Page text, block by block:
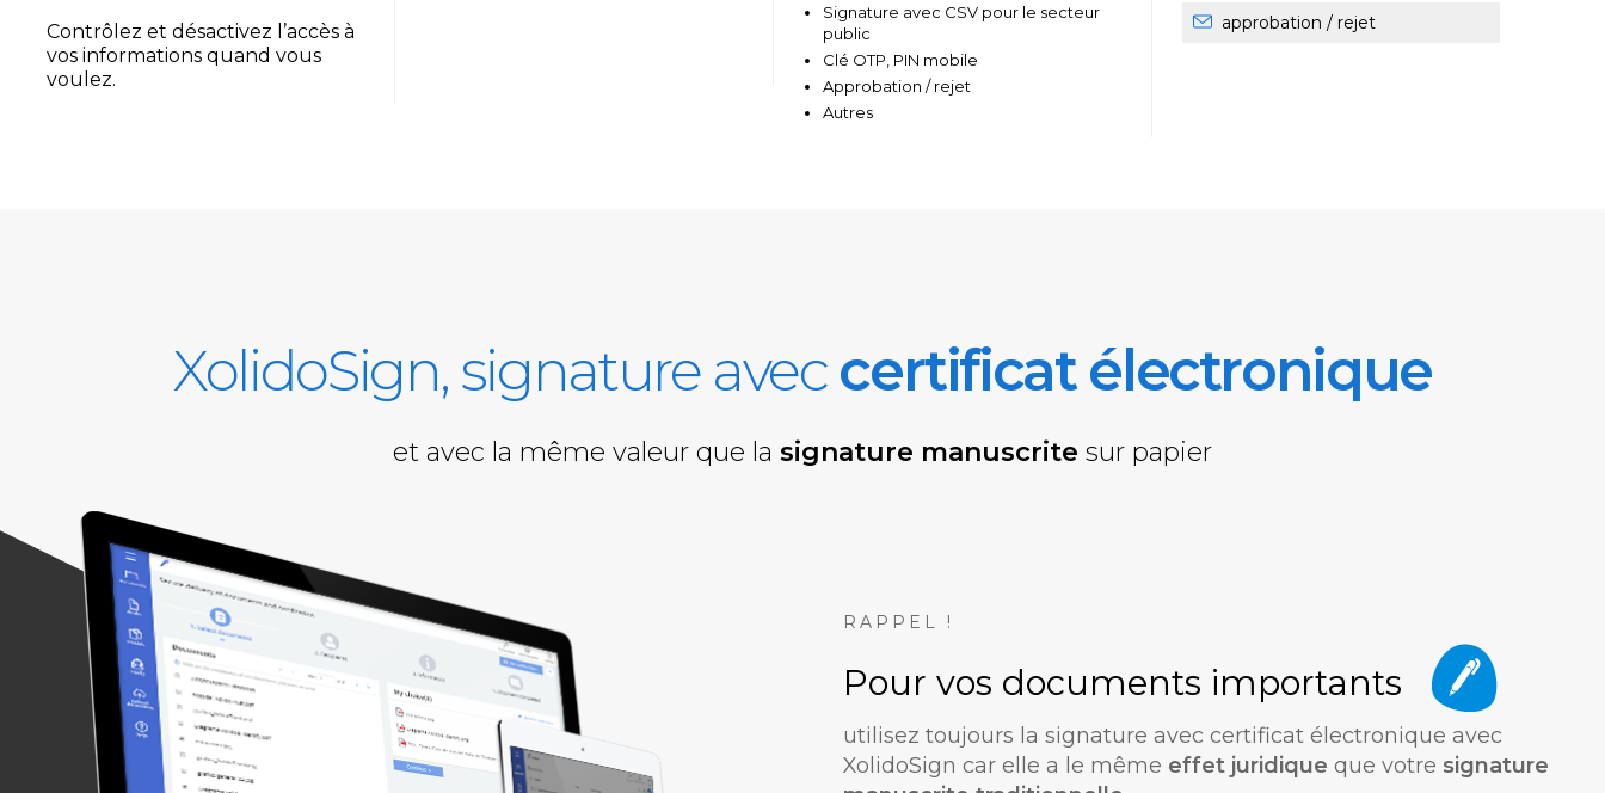
Contrôlez et désactivez l’accès à
vos informations quand vous
voulez.
Signature avec CSV pour le secteur
public
Clé OTP, PIN mobile
Approbation / rejet
Autres
approbation / rejet
XolidoSign, signature aveccertificat électronique
et avec la même valeur que la signature manuscrite sur papier
RAPPEL !
Pour vos documents importants
utilisez toujours la signature avec certificat électronique avec
XolidoSign car elle a le même effet juridique que votre signature